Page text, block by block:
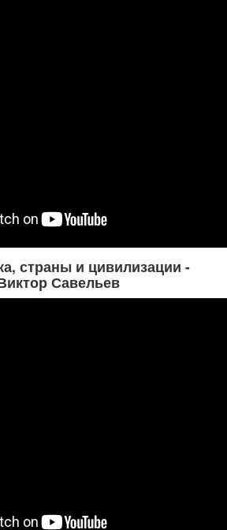
страны и цивилизации -
Савельев